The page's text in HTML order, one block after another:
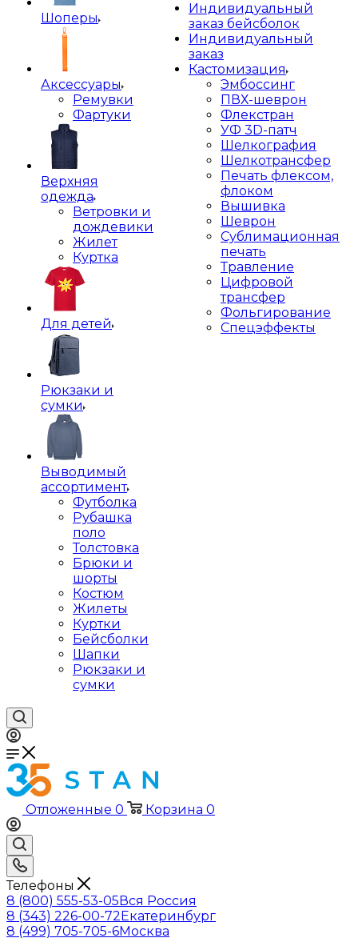
Шоперы
Аксессуары
Ремувки
Фартуки
Верхняя
одежда
Ветровки и
дождевики
Жилет
Куртка
Для детей
Рюкзаки и
сумки
Выводимый
ассортимент
Футболка
Рубашка
поло
Толстовка
Брюки и
шорты
Костюм
Жилеты
Куртки
Бейсболки
Шапки
Рюкзаки и
сумки
Индивидуальный
заказ бейсболок
Индивидуальный
заказ
Кастомизация
Эмбоссинг
ПВХ-шеврон
Флекстран
УФ 3D-патч
Шелкография
Шелкотрансфер
Печать флексом,
флоком
Вышивка
Шеврон
Сублимационная
печать
Травление
Цифровой
трансфер
Фольгирование
Спецэффекты
Отложенные 0 Корзина 0
Телефоны
8 (800) 555-53-05Вся Россия
8 (343) 226-00-72Екатеринбург
8 (499) 705-705-6Москва